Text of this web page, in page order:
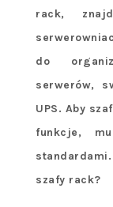
rack,
do
serwerów,
UPS. Aby
funkcje,
szafy rack?